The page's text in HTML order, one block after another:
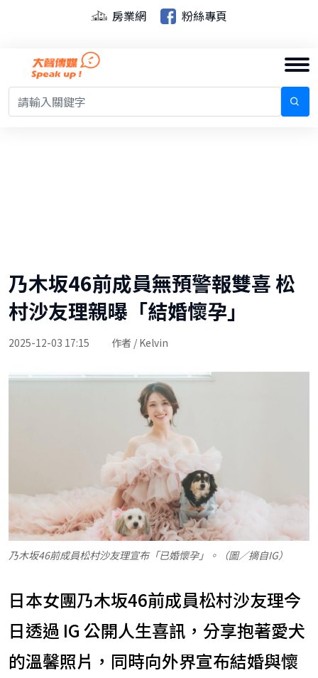
房業網 粉絲專頁
乃木坂46前成員無預警報雙喜 松
村沙友理親曝「結婚懷孕」
2025-12-03 17:15 作者 / Kelvin
乃木坂46前成員松村沙友理宣布「已婚懷孕」。（圖／摘自IG）
日本女團乃木坂46前成員松村沙友理今
日透過 IG 公開人生喜訊，分享抱著愛犬
的溫馨照片，同時向外界宣布結婚與懷